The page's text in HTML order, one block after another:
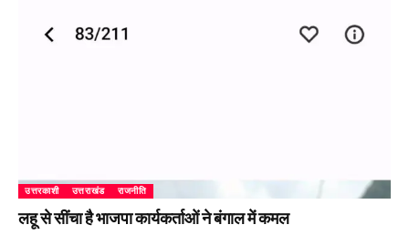
उत्तरकाशी उत्तराखंड राजनीति
लहू से सींचा है भाजपा कार्यकर्ताओं ने बंगाल में कमल